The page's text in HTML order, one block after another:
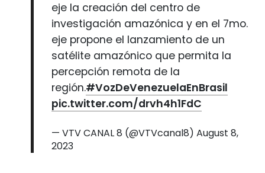
eje la creación del centro de
investigación amazónica y en el 7mo.
eje propone el lanzamiento de un
satélite amazónico que permita la
percepción remota de la
región.#VozDeVenezuelaEnBrasil
pic.twitter.com/drvh4h1FdC
— VTV CANAL 8 (@VTVcanal8) August 8,
2023